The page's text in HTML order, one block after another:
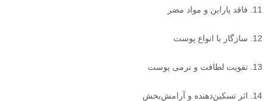
فاقد پارابن و مواد مضر
سازگار با انواع پوست
تقویت لطافت و نرمی پوست
اثر تسکین‌دهنده و آرامش‌بخش